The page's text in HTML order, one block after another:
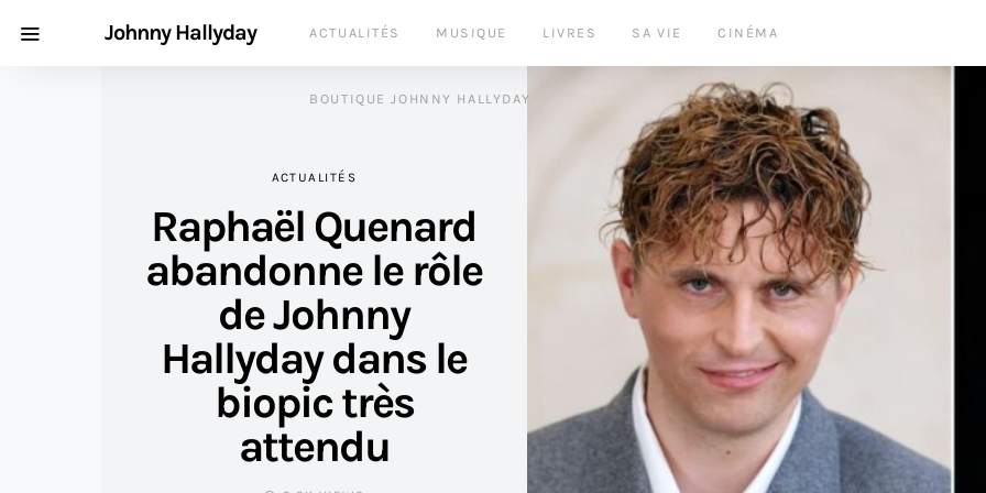
Johnny Hallyday ACTUALITÉS MUSIQUE LIVRES SA VIE CINÉMA
BOUTIQUE JOHNNY HALLYDAY
ACTUALITÉS
Raphaël Quenard
abandonne le rôle
de Johnny
Hallyday dans le
biopic très
attendu